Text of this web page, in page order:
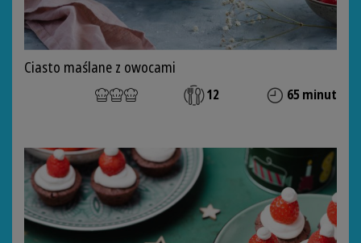
Ciasto maślane z owocami
12 65 minut